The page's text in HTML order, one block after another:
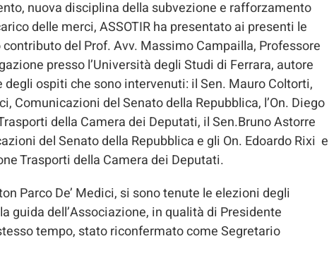
nuova disciplina della subvezione e rafforzamento
delle merci, ASSOTIR ha presentato ai presenti le
del Prof. Avv. Massimo Campailla, Professore
presso l’Università degli Studi di Ferrara, autore
ospiti che sono intervenuti: il Sen. Mauro Coltorti,
Comunicazioni del Senato della Repubblica, l’On. Diego
della Camera dei Deputati, il Sen.Bruno Astorre
del Senato della Repubblica e gli On. Edoardo Rixi e
Trasporti della Camera dei Deputati.
Parco De’ Medici, si sono tenute le elezioni degli
dell’Associazione, in qualità di Presidente
tempo, stato riconfermato come Segretario